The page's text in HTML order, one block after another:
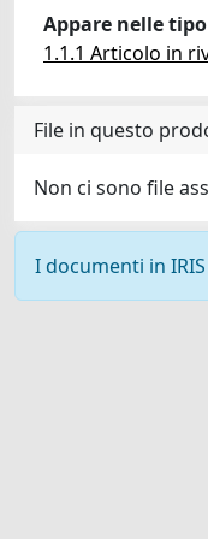
Appare nelle
1.1.1 Articolo in
File in questo
Non ci sono file
I documenti in